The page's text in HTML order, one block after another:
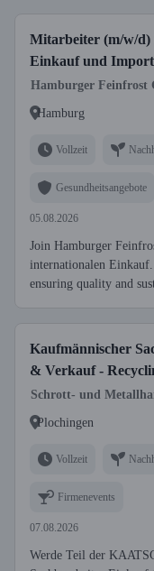
Mitarbeiter (m/w/
Einkauf und
Hamburger Feinfrost
Hamburg
Vollzeit
Gesundheitsangebote
05.08.2026
Join Hamburger
internationalen
ensuring quality and
Kaufmännischer
& Verkauf -
Schrott- und
Plochingen
Vollzeit
Firmenevents
07.08.2026
Werde Teil der